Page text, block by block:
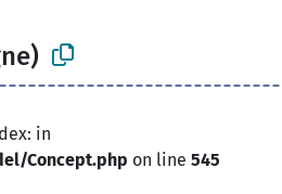
in
Concept.php on line545